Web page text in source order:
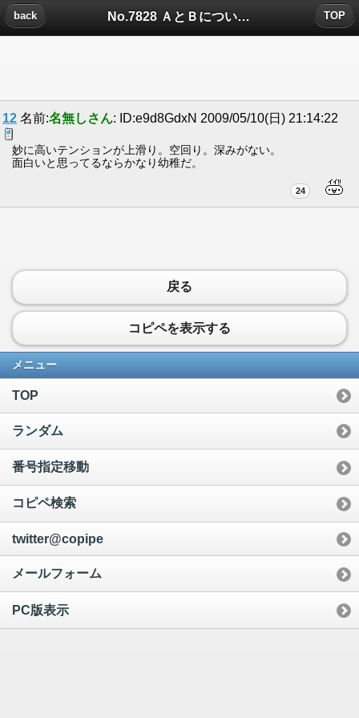
No.7828 ＡとＢについたコメント
back TOP
12 名前:名無しさん: ID:e9d8GdxN 2009/05/10(日) 21:14:22
妙に高いテンションが上滑り。空回り。深みがない。
面白いと思ってるならかなり幼稚だ。
24
戻る
コピペを表示する
メニュー
TOP
ランダム
番号指定移動
コピペ検索
twitter@copipe
メールフォーム
PC版表示